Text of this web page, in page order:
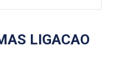
LIGACAO